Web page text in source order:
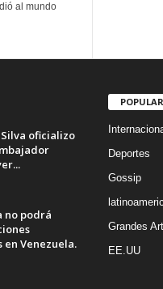
al mundo
oficializo
no podrá
Venezuela.
Deportes
Gossip
Grandes
EE.UU